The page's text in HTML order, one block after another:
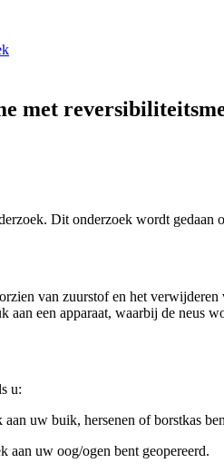
met
Dit onderzoek wordt
van zuurstof en het
aan een apparaat, waarbij de neus
u:
uw buik, hersenen of borstkas
aan uw oog/ogen bent geopereerd.